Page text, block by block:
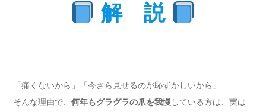
解 説
「痛くないから」「今さら見せるのが恥ずかしいから」
そんな理由で、 何年もグラグラの爪を我慢 している方は、実は